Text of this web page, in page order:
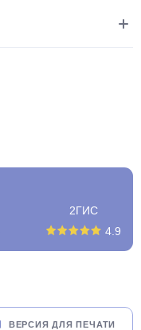
2ГИС
4.9
ВЕРСИЯ ДЛЯ ПЕЧАТИ